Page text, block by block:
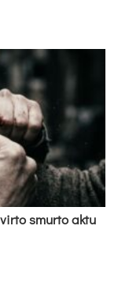
smur­to ak­tu